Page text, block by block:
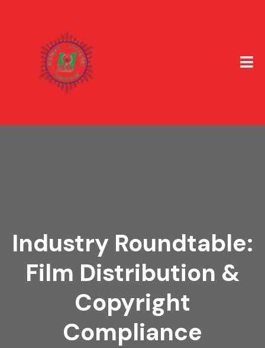
Industry Roundtable:
Film Distribution &
Copyright
Compliance